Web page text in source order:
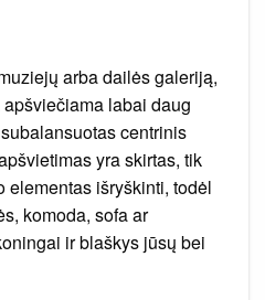
arba dailės galeriją,
labai daug
centrinis
yra skirtas, tik
elementas išryškinti, todėl
komoda, sofa ar
ir blaškys jūsų bei